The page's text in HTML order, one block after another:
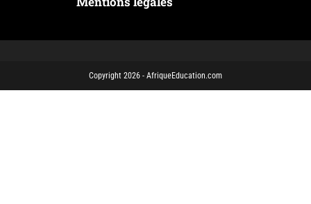
Copyright 2026 - AfriqueEducation.com